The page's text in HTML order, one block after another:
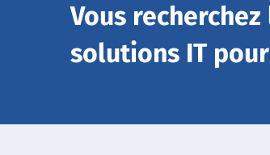
Vous
solutions IT